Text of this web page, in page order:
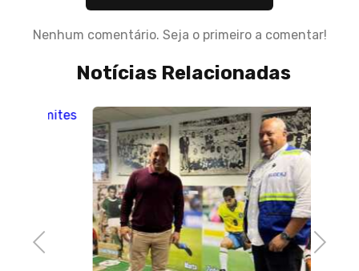
Nenhum comentário. Seja o primeiro a comentar!
Notícias Relacionadas
Previous Next